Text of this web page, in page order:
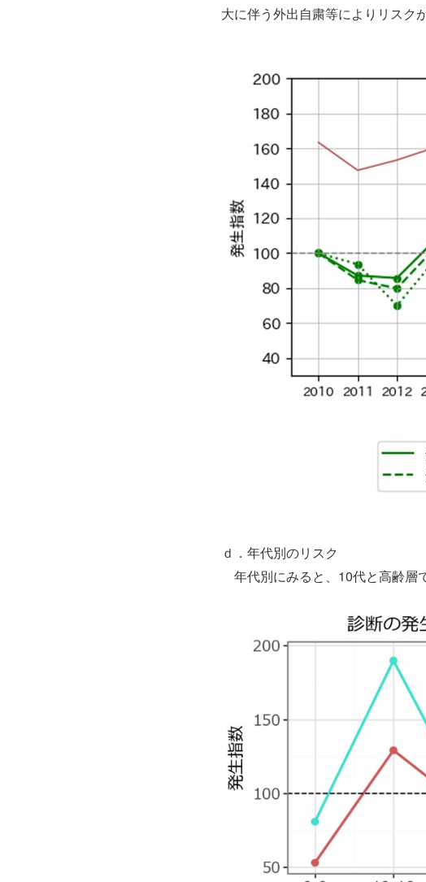
大に伴う外出自粛等によりリスク
ｄ．年代別のリスク
年代別にみると、10代と高齢層